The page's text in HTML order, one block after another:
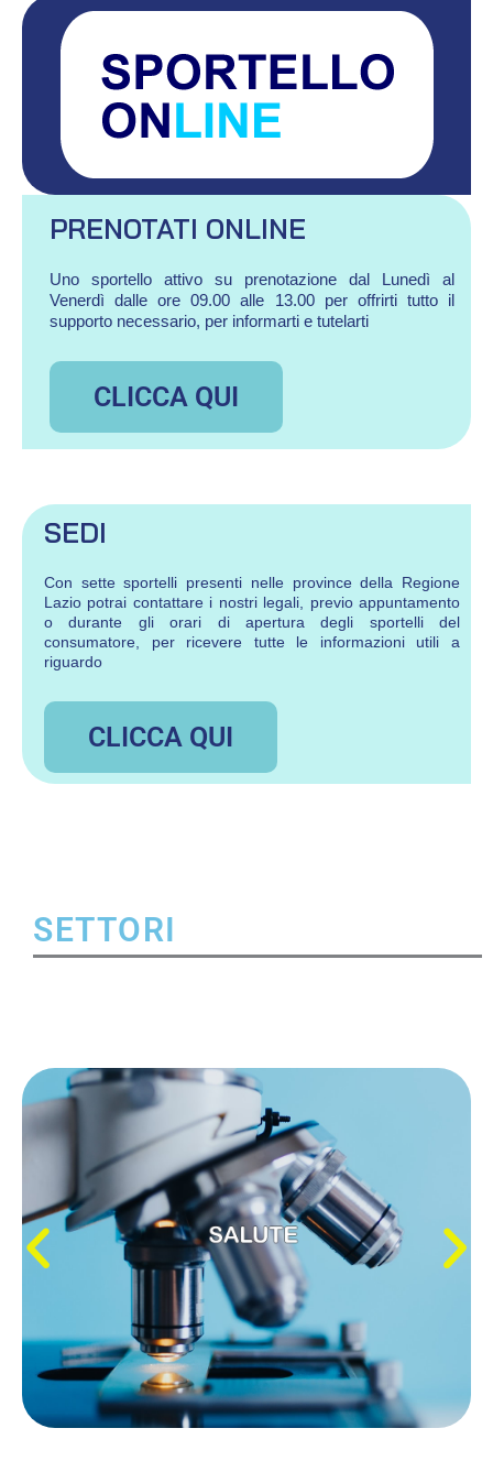
PRENOTATI ONLINE
Uno sportello attivo su prenotazione dal Lunedì al
Venerdì dalle ore 09.00 alle 13.00 per offrirti tutto il
supporto necessario, per informarti e tutelarti
CLICCA QUI
SEDI
Con sette sportelli presenti nelle province della Regione
Lazio potrai contattare i nostri legali, previo appuntamento
o durante gli orari di apertura degli sportelli del
consumatore, per ricevere tutte le informazioni utili a
riguardo
CLICCA QUI
SETTORI